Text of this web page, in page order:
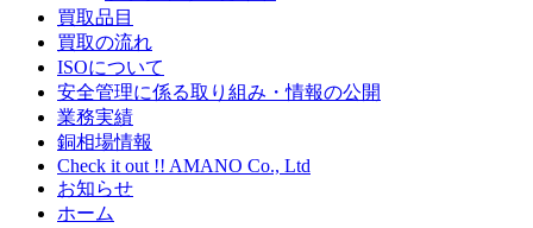
買取品目
買取の流れ
ISOについて
安全管理に係る取り組み・情報の公開
業務実績
銅相場情報
Check it out !! AMANO Co., Ltd
お知らせ
ホーム